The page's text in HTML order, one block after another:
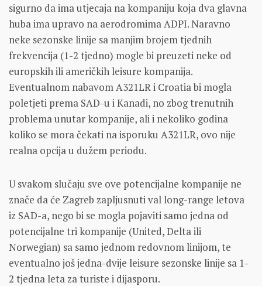
sigurno da ima utjecaja na kompaniju koja dva glavna
huba ima upravo na aerodromima ADPI. Naravno
neke sezonske linije sa manjim brojem tjednih
frekvencija (1-2 tjedno) mogle bi preuzeti neke od
europskih ili američkih leisure kompanija.
Eventualnom nabavom A321LR i Croatia bi mogla
poletjeti prema SAD-u i Kanadi, no zbog trenutnih
problema unutar kompanije, ali i nekoliko godina
koliko se mora čekati na isporuku A321LR, ovo nije
realna opcija u dužem periodu.
U svakom slučaju sve ove potencijalne kompanije ne
znače da će Zagreb zapljusnuti val long-range letova
iz SAD-a, nego bi se mogla pojaviti samo jedna od
potencijalne tri kompanije (United, Delta ili
Norwegian) sa samo jednom redovnom linijom, te
eventualno još jedna-dvije leisure sezonske linije sa 1-
2 tjedna leta za turiste i dijasporu.